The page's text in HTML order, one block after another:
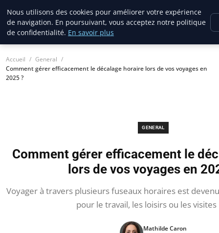
France Evasion
Accueil
General
Comment gérer efficacement le décalage horaire lors de vos voyages en
2025 ?
GENERAL
Comment gérer efficacement le
lors de vos voyages en
Voyager à travers plusieurs fuseaux horaires est
pour le travail, les loisirs ou les
Mathilde Caron
Nous utilisons des cookies pour améliorer votre expérience
de navigation. En poursuivant, vous acceptez notre politique
de confidentialité. En savoir plus